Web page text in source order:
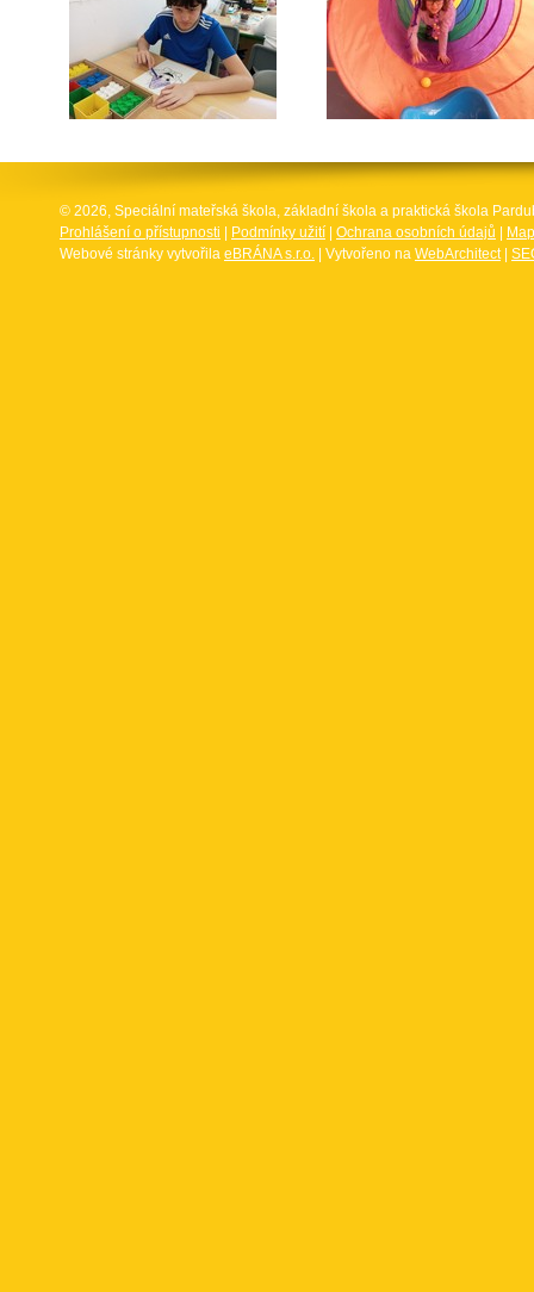
© 2026, Speciální mateřská škola, základní škola a praktická škola
Prohlášení o přístupnosti
Podmínky užití Ochrana osobních údajů
Webové stránky vytvořila eBRÁNA s.r.o. | Vytvořeno na WebArchitect|